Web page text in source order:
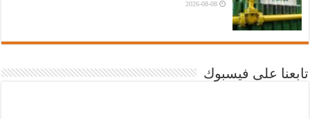
2026-08-08
تابعنا على فيسبوك